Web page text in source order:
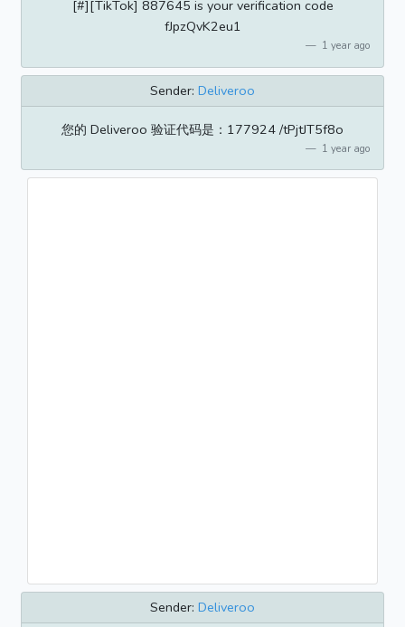
[#][TikTok] 887645 is your verification code
fJpzQvK2eu1
1 year ago
Sender: Deliveroo
您的 Deliveroo 验证代码是：177924 /tPjtJT5f8o
1 year ago
Sender: Deliveroo